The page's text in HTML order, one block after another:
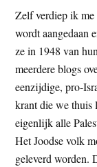
Zelf verdiep ik me
wordt aangedaan
ze in 1948 van
meerdere blogs
eenzijdige, pro-
krant die we
eigenlijk alle
Het Joodse volk
geleverd worden.